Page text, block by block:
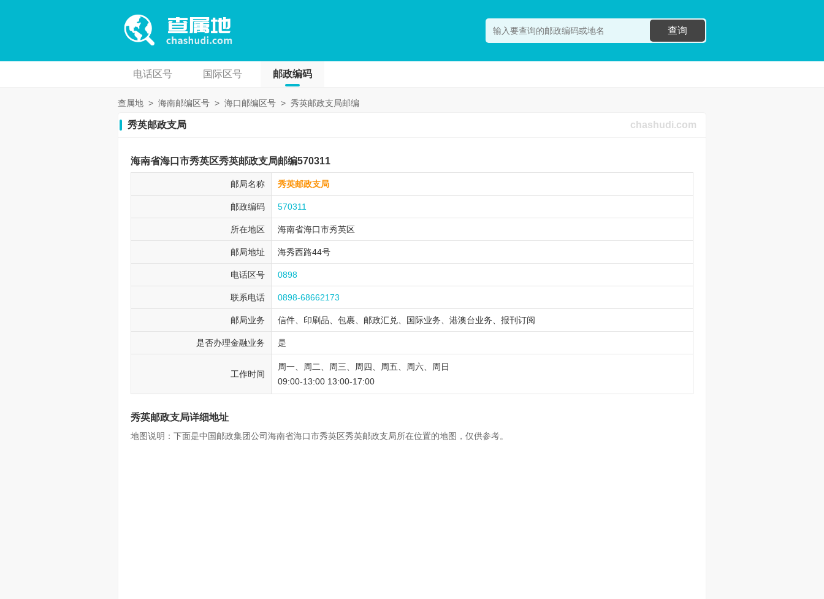
查询
电话区号 国际区号 邮政编码
查属地 > 海南邮编区号 > 海口邮编区号 > 秀英邮政支局邮编
秀英邮政支局 chashudi.com
海南省海口市秀英区秀英邮政支局邮编570311
邮局名称 秀英邮政支局
邮政编码 570311
所在地区 海南省海口市秀英区
邮局地址 海秀西路44号
电话区号 0898
联系电话 0898-68662173
邮局业务 信件、印刷品、包裹、邮政汇兑、国际业务、港澳台业务、报刊订阅
是否办理金融业务 是
工作时间
周一、周二、周三、周四、周五、周六、周日
09:00-13:00 13:00-17:00
秀英邮政支局详细地址
地图说明：下面是中国邮政集团公司海南省海口市秀英区秀英邮政支局所在位置的地图，仅供参考。